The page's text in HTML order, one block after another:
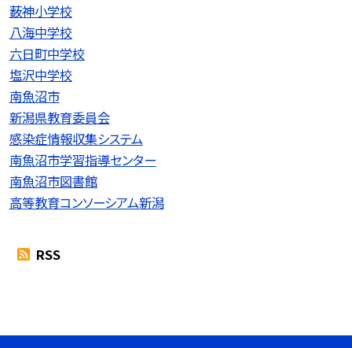
薮神小学校
八海中学校
六日町中学校
塩沢中学校
南魚沼市
新潟県教育委員会
感染症情報収集システム
南魚沼市学習指導センター
南魚沼市図書館
高等教育コンソーシアム新潟
RSS